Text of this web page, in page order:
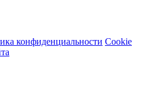
конфиденциальности Cookie